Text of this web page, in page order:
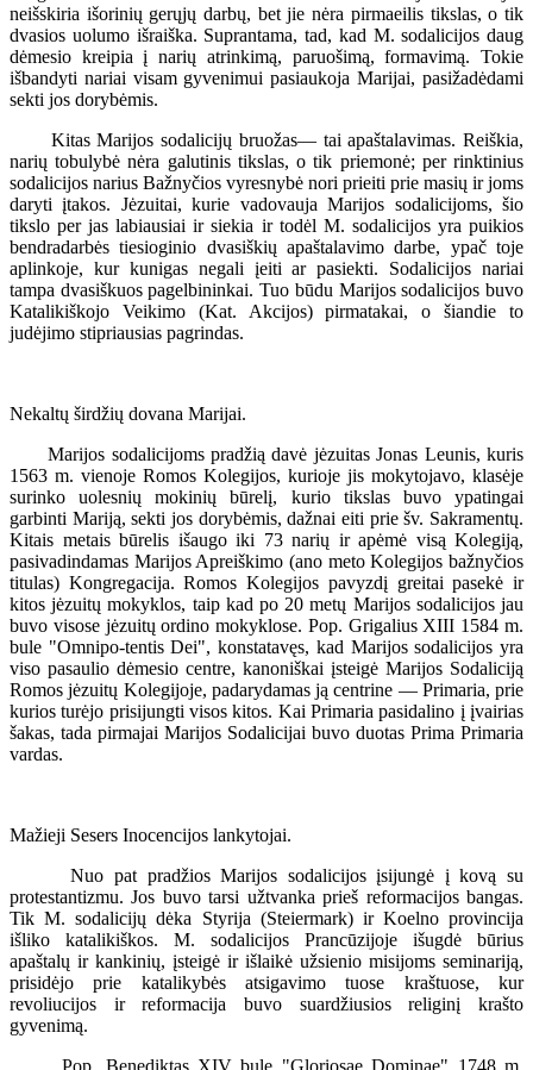
neišskiria išorinių gerųjų darbų, bet jie nėra pirmaeilis tikslas, o tik
dvasios uolumo išraiška. Suprantama, tad, kad M. sodalicijos daug
dėmesio kreipia į narių atrinkimą, paruošimą, formavimą. Tokie
išbandyti nariai visam gyvenimui pasiaukoja Marijai, pasižadėdami
sekti jos dorybėmis.
Kitas Marijos sodalicijų bruožas— tai apaštalavimas. Reiškia,
narių tobulybė nėra galutinis tikslas, o tik priemonė; per rinktinius
sodalicijos narius Bažnyčios vyresnybė nori prieiti prie masių ir joms
daryti įtakos. Jėzuitai, kurie vadovauja Marijos sodalicijoms, šio
tikslo per jas labiausiai ir siekia ir todėl M. sodalicijos yra puikios
bendradarbės tiesioginio dvasiškių apaštalavimo darbe, ypač toje
aplinkoje, kur kunigas negali įeiti ar pasiekti. Sodalicijos nariai
tampa dvasiškuos pagelbininkai. Tuo būdu Marijos sodalicijos buvo
Katalikiškojo Veikimo (Kat. Akcijos) pirmatakai, o šiandie to
judėjimo stipriausias pagrindas.
Nekaltų širdžių dovana Marijai.
Marijos sodalicijoms pradžią davė jėzuitas Jonas Leunis, kuris
1563 m. vienoje Romos Kolegijos, kurioje jis mokytojavo, klasėje
surinko uolesnių mokinių būrelį, kurio tikslas buvo ypatingai
garbinti Mariją, sekti jos dorybėmis, dažnai eiti prie šv. Sakramentų.
Kitais metais būrelis išaugo iki 73 narių ir apėmė visą Kolegiją,
pasivadindamas Marijos Apreiškimo (ano meto Kolegijos bažnyčios
titulas) Kongregacija. Romos Kolegijos pavyzdį greitai pasekė ir
kitos jėzuitų mokyklos, taip kad po 20 metų Marijos sodalicijos jau
buvo visose jėzuitų ordino mokyklose. Pop. Grigalius XIII 1584 m.
bule "Omnipo-tentis Dei", konstatavęs, kad Marijos sodalicijos yra
viso pasaulio dėmesio centre, kanoniškai įsteigė Marijos Sodaliciją
Romos jėzuitų Kolegijoje, padarydamas ją centrine — Primaria, prie
kurios turėjo prisijungti visos kitos. Kai Primaria pasidalino į įvairias
šakas, tada pirmajai Marijos Sodalicijai buvo duotas Prima Primaria
vardas.
Mažieji Sesers Inocencijos lankytojai.
Nuo pat pradžios Marijos sodalicijos įsijungė į kovą su
protestantizmu. Jos buvo tarsi užtvanka prieš reformacijos bangas.
Tik M. sodalicijų dėka Styrija (Steiermark) ir Koelno provincija
išliko katalikiškos. M. sodalicijos Prancūzijoje išugdė būrius
apaštalų ir kankinių, įsteigė ir išlaikė užsienio misijoms seminariją,
prisidėjo prie katalikybės atsigavimo tuose kraštuose, kur
revoliucijos ir reformacija buvo suardžiusios religinį krašto
gyvenimą.
Pop. Benediktas XIV bule "Gloriosae Dominae" 1748 m.